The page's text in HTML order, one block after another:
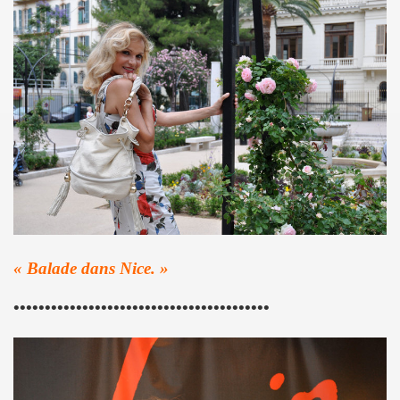
« Balade dans Nice. »
•••••••••••••••••••••••••••••••••••••••••
du "Aseptise Tour") + IZAE, le 6 juin 2024 au Casino
le 9 mars 2024 a la Boule noire (Paris) : compte
expo "Douce France, des musiques de l'exil aux
mort)" le 17 mars 2024 au New Morning +
DANGER DE SE PLAIRE" le 26 mars 2024 a la
Petit Paris (Liege) : dossier de presentation.
(hiver 2024) pour l album "LA NUIT QUI VIENT
(2023) : chronique detaillee de ses dix albums studio et
AMORES : chronique detaillee.
ET PAUL SIMONON), concert et album "CAN WE DO